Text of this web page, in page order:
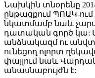
Նախկին տնօրենը
ընթացքում ՊՈԱԿ-ում
նկատմամբ նաև
դատական գործ կա:
անձնակազմ ու
ունեցող ոլորտ
փայլում նաև
անասնաբույժն է: